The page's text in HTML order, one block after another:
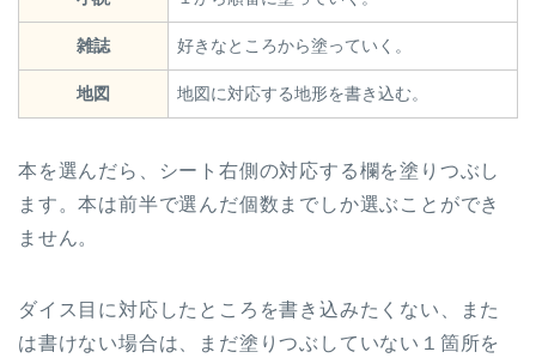
雑誌 好きなところから塗っていく。
地図 地図に対応する地形を書き込む。
本を選んだら、シート右側の対応する欄を塗りつぶし
ます。本は前半で選んだ個数までしか選ぶことができ
ません。
ダイス目に対応したところを書き込みたくない、また
は書けない場合は、まだ塗りつぶしていない１箇所を